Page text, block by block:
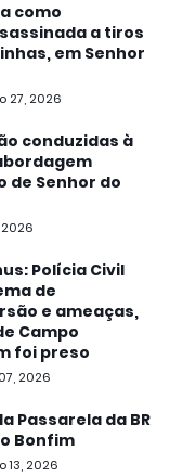
como
a tiros
em Senhor
27, 2026
conduzidas à
de Senhor do
Polícia Civil
de
e ameaças,
Campo
foi preso
2026
Passarela da BR
Bonfim
13, 2026